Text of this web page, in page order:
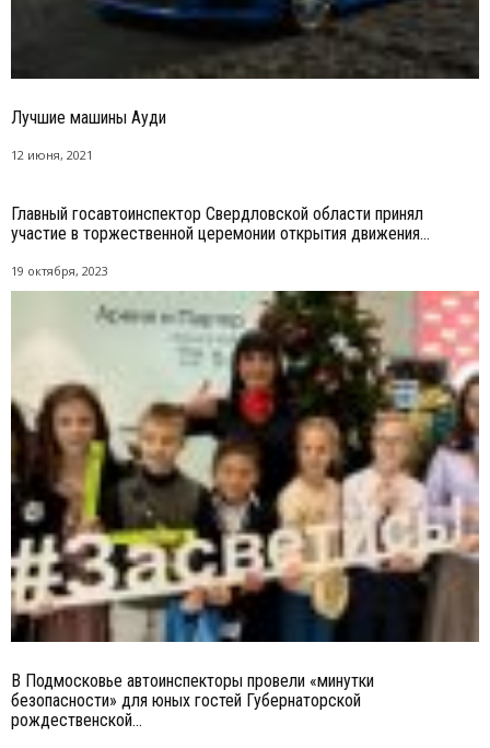
Лучшие машины Ауди
12 июня, 2021
Главный госавтоинспектор Свердловской области принял
участие в торжественной церемонии открытия движения...
19 октября, 2023
В Подмосковье автоинспекторы провели «минутки
безопасности» для юных гостей Губернаторской
рождественской...